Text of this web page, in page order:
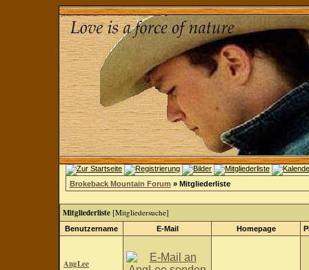
Brokeback Mountain Forum » Mitgliederliste
Mitgliederliste [Mitgliedersuche]
Benutzername E-Mail Homepage
AngLee